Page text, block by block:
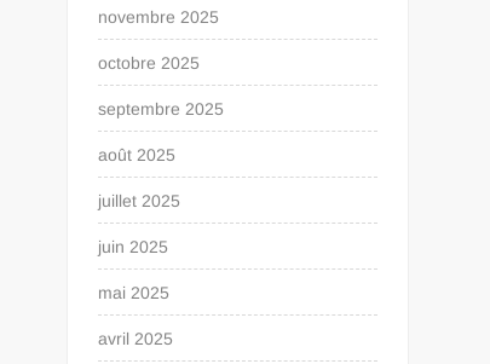
novembre 2025
octobre 2025
septembre 2025
août 2025
juillet 2025
juin 2025
mai 2025
avril 2025